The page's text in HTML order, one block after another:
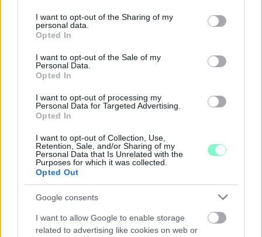
not limited to your visit or usage behaviour. You may click to
grant or deny consent to Google and its third-party tags to
use your data for below specified purposes in below Google
consent section.
I want to opt-out of the Sharing of my
personal data.
Opted In
I want to opt-out of the Sale of my
Personal Data.
Opted In
I want to opt-out of processing my
Personal Data for Targeted Advertising.
Opted In
I want to opt-out of Collection, Use,
Retention, Sale, and/or Sharing of my
Personal Data that Is Unrelated with the
Purposes for which it was collected.
Opted Out
Google consents
I want to allow Google to enable storage
related to advertising like cookies on web or
Középpontban a hagyományőrzés, de lesz Pogány Induló és
Majka koncert, jóga szeánsz, “borhajózás” és egy csomó minden
Szólj hozzá!